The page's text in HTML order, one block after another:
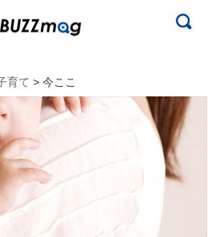
育て > 今ここ